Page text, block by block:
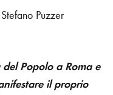
Puzzer
Popolo a Roma e
il proprio